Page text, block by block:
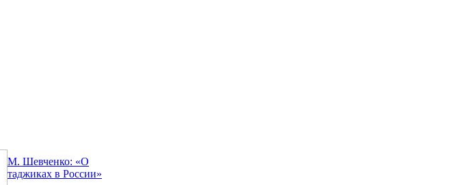
М. Шевченко: «О
таджиках в России»